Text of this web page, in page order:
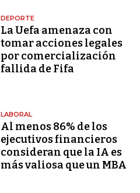
DEPORTE
La Uefa amenaza con
tomar acciones legales
por comercialización
fallida de Fifa
LABORAL
Al menos 86% de los
ejecutivos financieros
consideran que la IA es
más valiosa que un MBA